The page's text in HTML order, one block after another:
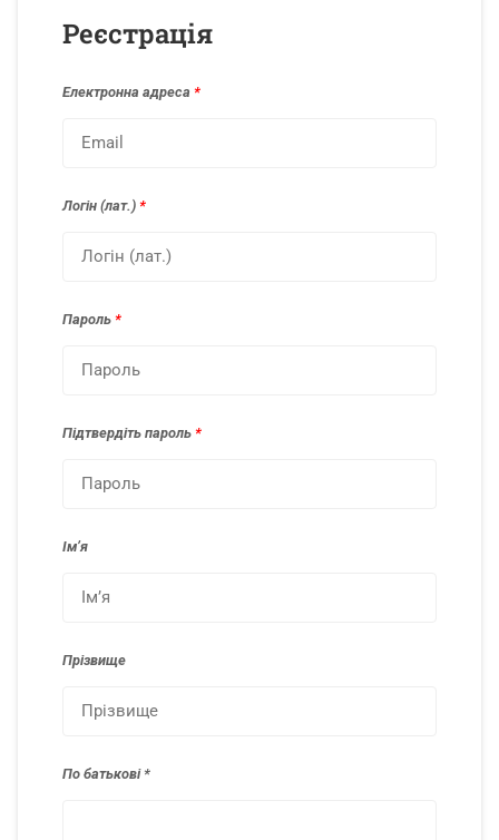
Реєстрація
Електронна адреса *
Логін (лат.) *
Пароль *
Підтвердіть пароль *
Імʼя
Прізвище
По батькові